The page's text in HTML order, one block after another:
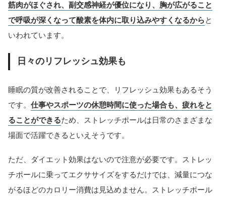
筋肉がほぐされ、副交感神経が優位になり、胸が広がること
で呼吸が深くなって酸素を体内に取り込みやすくなるからと
いわれています。
日々のリフレッシュ効果も
睡眠の質が改善されることで、リフレッシュ効果もあるそう
です。 仕事やスポーツの休憩時間に使った場合も、疲れをと
ることができるため、ストレッチポールは日常のさまざまな
場面で活躍できるといえそうです。
ただ、ダイエット効果はないので注意が必要です。ストレッ
チポールに乗ってエクササイズをするだけでは、減量につな
がるほどのカロリー消費は見込めません。ストレッチポール